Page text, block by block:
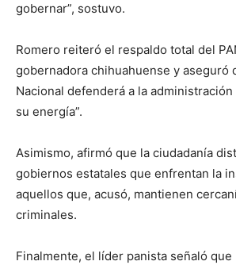
gobernar”, sostuvo.
Romero reiteró el respaldo total del
gobernadora chihuahuense y aseguró
Nacional defenderá a la
su energía”.
Asimismo, afirmó que la ciudadanía
gobiernos estatales que enfrentan la
aquellos que, acusó, mantienen
criminales.
Finalmente, el líder panista señaló que